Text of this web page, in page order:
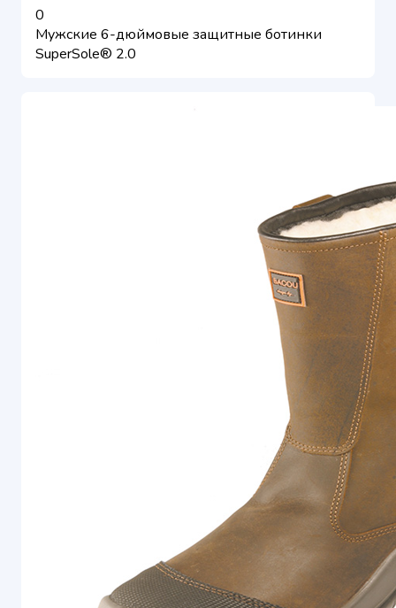
0
Мужские 6-дюймовые защитные ботинки
SuperSole® 2.0